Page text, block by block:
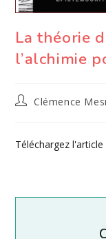
La théorie
l’alchimie
Auteur/autrice
publication :
Clémence
Téléchargez